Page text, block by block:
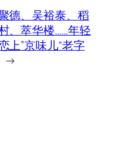
德、吴裕泰、稻
、萃华楼……年轻
上”京味儿“老字
→